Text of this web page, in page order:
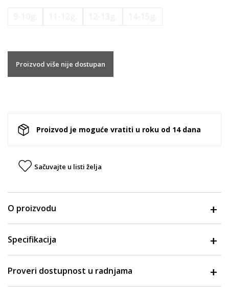
Proizvod više nije dostupan
Proizvod je moguće vratiti u roku od 14 dana
Sačuvajte u listi želja
O proizvodu
Specifikacija
Proveri dostupnost u radnjama